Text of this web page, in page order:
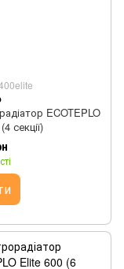
ECOTEPLO
секції)